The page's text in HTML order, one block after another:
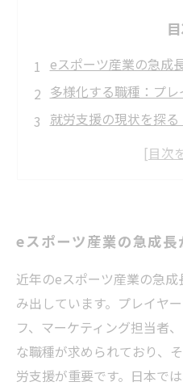
eスポーツ産業の急成
多様化する職種：プ
就労支援の現状を探
企業・教育機関・地
eスポーツ産業の急成
近年のeスポーツ産業の急
み出しています。プレイヤ
フ、マーケティング担当者
な職種が求められており、
労支援が重要です。日本で